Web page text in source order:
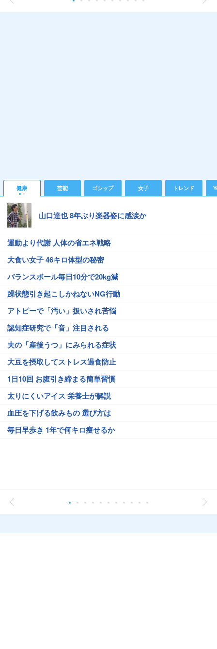
健康 芸能 ゴシップ 女子 トレンド
山口達也 8年ぶり楽器姿に感涙か
運動より代謝 人体の省エネ戦略
大食い女子 46キロ体型の秘密
バランスボール毎日10分で20kg減
躁状態引き起こしかねないNG行動
アトピーで「汚い」扱いされ苦悩
認知症研究で「音」注目される
夫の「産後うつ」にみられる症状
大豆を摂取してストレス過食防止
1日10回 お腹引き締まる簡単習慣
太りにくいアイス 栄養士が解説
血圧を下げる飲みもの 選び方は
毎日早歩き 1年で何キロ痩せるか